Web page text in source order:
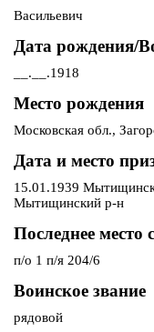
Васильевич
Дата рождения/
__.__.1918
Место рождения
Московская обл.,
Дата и место
15.01.1939
Мытищинский р-н
Последнее место
п/о 1 п/я 204/6
Воинское звание
рядовой